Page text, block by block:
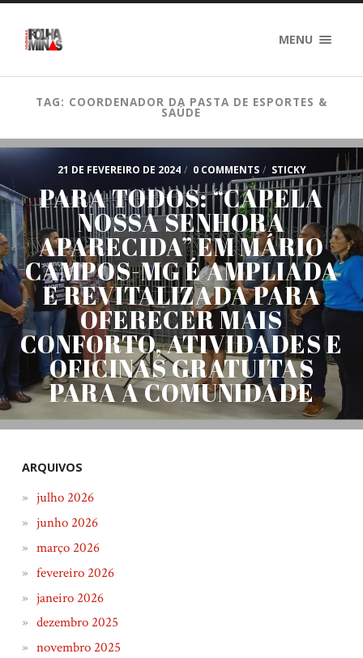
MENU
TAG: COORDENADOR DA PASTA DE ESPORTES &
SAÚDE
21 DE FEVEREIRO DE 2024 / 0 COMMENTS / STICKY
PARA TODOS: “CAPELA
NOSSA SENHORA
APARECIDA” EM MÁRIO
CAMPOS-MG É AMPLIADA
E REVITALIZADA PARA
OFERECER MAIS
CONFORTO, ATIVIDADES E
OFICINAS GRATUITAS
PARA A COMUNIDADE
ARQUIVOS
julho 2026
junho 2026
março 2026
fevereiro 2026
janeiro 2026
dezembro 2025
novembro 2025